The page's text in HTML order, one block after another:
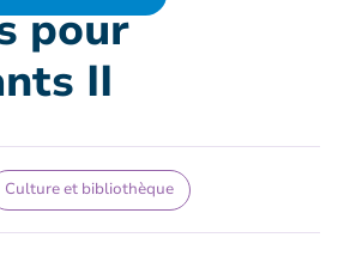
pour
II
Culture et bibliothèque